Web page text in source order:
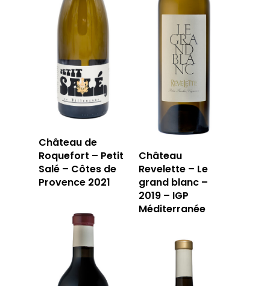
Château de
Roquefort – Petit
Salé – Côtes de
Provence 2021
Château
Revelette – Le
grand blanc –
2019 – IGP
Méditerranée